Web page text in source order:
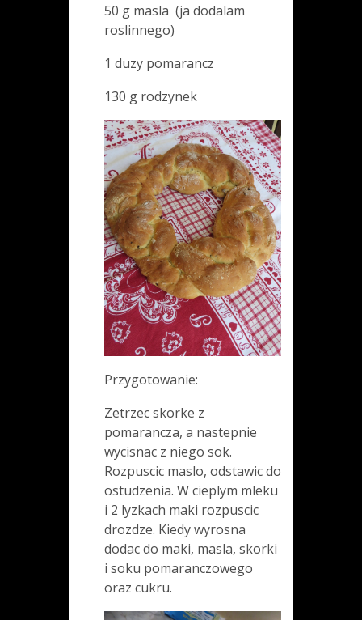
50 g masla (ja dodalam
roslinnego)
1 duzy pomarancz
130 g rodzynek
Przygotowanie:
Zetrzec skorke z
pomarancza, a nastepnie
wycisnac z niego sok.
Rozpuscic maslo, odstawic do
ostudzenia. W cieplym mleku
i 2 lyzkach maki rozpuscic
drozdze. Kiedy wyrosna
dodac do maki, masla, skorki
i soku pomaranczowego
oraz cukru.